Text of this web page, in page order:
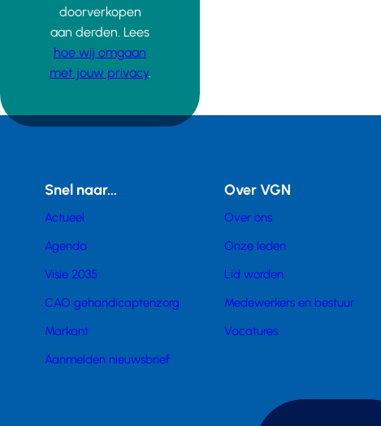
doorverkopen
aan derden. Lees
hoe wij omgaan
met jouw privacy.
Snel naar...
Actueel
Agenda
Visie 2035
CAO gehandicaptenzorg
Markant
Aanmelden nieuwsbrief
Over VGN
Over ons
Onze leden
Lid worden
Medewerkers en bestuur
Vacatures